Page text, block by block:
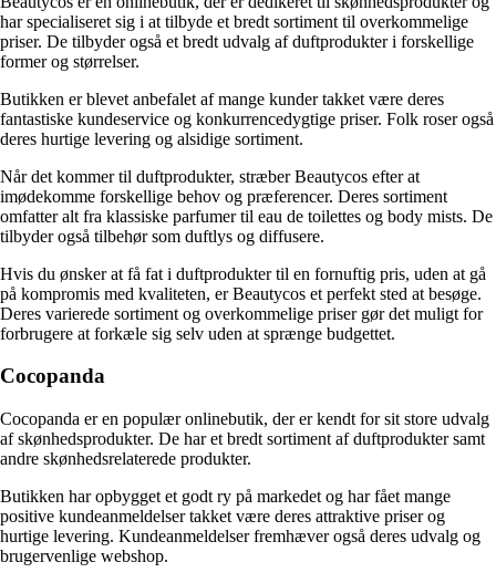
har specialiseret sig i at tilbyde et bredt sortiment til overkommelige
priser. De tilbyder også et bredt udvalg af duftprodukter i forskellige
former og størrelser.
Butikken er blevet anbefalet af mange kunder takket være deres
fantastiske kundeservice og konkurrencedygtige priser. Folk roser også
deres hurtige levering og alsidige sortiment.
Når det kommer til duftprodukter, stræber Beautycos efter at
imødekomme forskellige behov og præferencer. Deres sortiment
omfatter alt fra klassiske parfumer til eau de toilettes og body mists. De
tilbyder også tilbehør som duftlys og diffusere.
Hvis du ønsker at få fat i duftprodukter til en fornuftig pris, uden at gå
på kompromis med kvaliteten, er Beautycos et perfekt sted at besøge.
Deres varierede sortiment og overkommelige priser gør det muligt for
forbrugere at forkæle sig selv uden at sprænge budgettet.
Cocopanda
Cocopanda er en populær onlinebutik, der er kendt for sit store udvalg
af skønhedsprodukter. De har et bredt sortiment af duftprodukter samt
andre skønhedsrelaterede produkter.
Butikken har opbygget et godt ry på markedet og har fået mange
positive kundeanmeldelser takket være deres attraktive priser og
hurtige levering. Kundeanmeldelser fremhæver også deres udvalg og
brugervenlige webshop.